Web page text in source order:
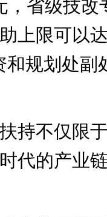
，省级技改
上限可以
和规划处副
不仅限于
代的产业